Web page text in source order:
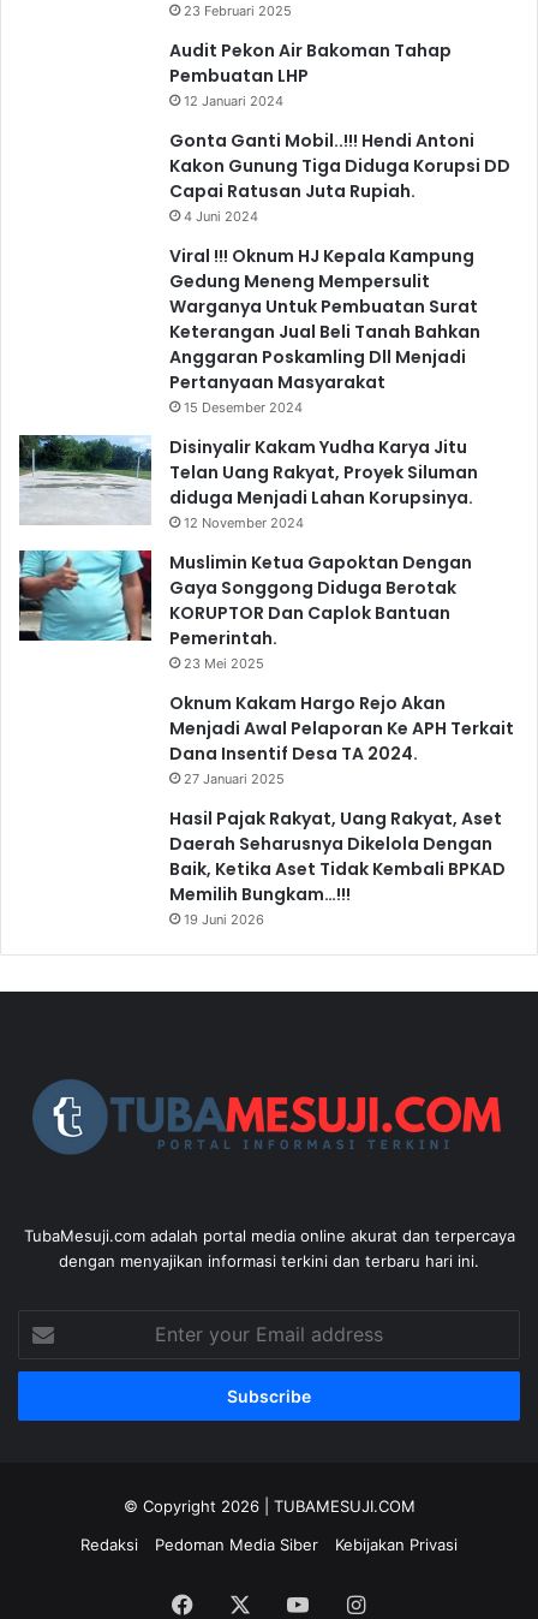
23 Februari 2025
Audit Pekon Air Bakoman Tahap
Pembuatan LHP
12 Januari 2024
Gonta Ganti Mobil..!!! Hendi Antoni
Kakon Gunung Tiga Diduga Korupsi DD
Capai Ratusan Juta Rupiah.
4 Juni 2024
Viral !!! Oknum HJ Kepala Kampung
Gedung Meneng Mempersulit
Warganya Untuk Pembuatan Surat
Keterangan Jual Beli Tanah Bahkan
Anggaran Poskamling Dll Menjadi
Pertanyaan Masyarakat
15 Desember 2024
Disinyalir Kakam Yudha Karya Jitu
Telan Uang Rakyat, Proyek Siluman
diduga Menjadi Lahan Korupsinya.
12 November 2024
Muslimin Ketua Gapoktan Dengan
Gaya Songgong Diduga Berotak
KORUPTOR Dan Caplok Bantuan
Pemerintah.
23 Mei 2025
Oknum Kakam Hargo Rejo Akan
Menjadi Awal Pelaporan Ke APH Terkait
Dana Insentif Desa TA 2024.
27 Januari 2025
Hasil Pajak Rakyat, Uang Rakyat, Aset
Daerah Seharusnya Dikelola Dengan
Baik, Ketika Aset Tidak Kembali BPKAD
Memilih Bungkam…!!!
19 Juni 2026
TubaMesuji.com adalah portal media online akurat dan terpercaya
dengan menyajikan informasi terkini dan terbaru hari ini.
your
Email
© Copyright 2026 | TUBAMESUJI.COM
Redaksi
Pedoman Media Siber Kebijakan Privasi
Facebook YouTubeInstagram